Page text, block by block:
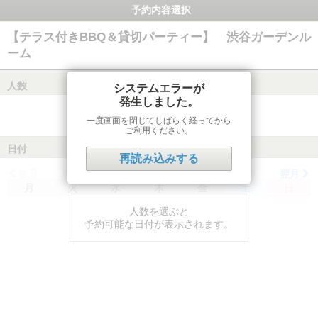
予約内容選択
【テラス付きBBQ＆貸切パーティー】 渋谷ガーデンル
ーム
人数
日付
火 水 木 金 土
人数を選ぶと
予約可能な日付が表示されます。
システムエラーが
発生しました。
一度画面を閉じてしばらく経ってから
ご利用ください。
再読み込みする